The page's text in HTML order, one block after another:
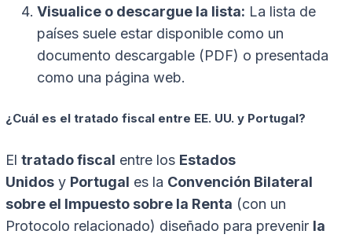
Visualice o descargue la lista: La lista de
países suele estar disponible como un
documento descargable (PDF) o presentada
como una página web.
¿Cuál es el tratado fiscal entre EE. UU. y Portugal?
El tratado fiscal entre los Estados
Unidos y Portugal es la Convención Bilateral
sobre el Impuesto sobre la Renta (con un
Protocolo relacionado) diseñado para prevenir la